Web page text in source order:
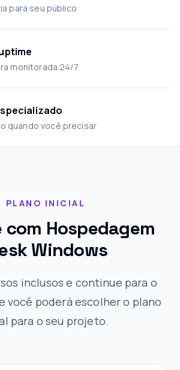
para seu público
monitorada 24/7
quando você precisar
PLANO INICIAL
com Hospedagem
Windows
inclusos e continue para o
você poderá escolher o plano
para o seu projeto.